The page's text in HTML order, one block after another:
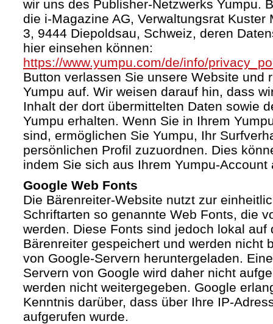
wir uns des Publisher-Netzwerks Yumpu.
die i-Magazine AG, Verwaltungsrat Kuster
3, 9444 Diepoldsau, Schweiz, deren
hier einsehen können:
https://www.yumpu.com/de/info/
Button verlassen Sie unsere Website und
Yumpu auf. Wir weisen darauf hin, dass
Inhalt der dort übermittelten Daten sowie
Yumpu erhalten. Wenn Sie in Ihrem
sind, ermöglichen Sie Yumpu, Ihr
persönlichen Profil zuzuordnen. Dies
indem Sie sich aus Ihrem Yumpu-Account
Google Web Fonts
Die Bärenreiter-Website nutzt zur
Schriftarten so genannte Web Fonts, die
werden. Diese Fonts sind jedoch lokal auf
Bärenreiter gespeichert und werden nicht
von Google-Servern heruntergeladen.
Servern von Google wird daher nicht
werden nicht weitergegeben. Google
Kenntnis darüber, dass über Ihre IP-
aufgerufen wurde.